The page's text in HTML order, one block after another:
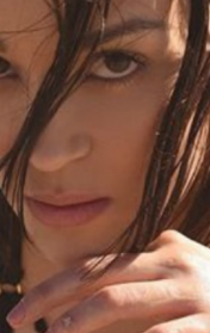
Entrevista
A
Oliver
Rendón